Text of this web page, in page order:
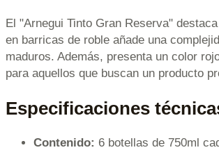
El "Arnegui Tinto Gran Reserva"
en barricas de roble añade una
maduros. Además, presenta un color
para aquellos que buscan un producto
Especificaciones
Contenido: 6 botellas de 750ml